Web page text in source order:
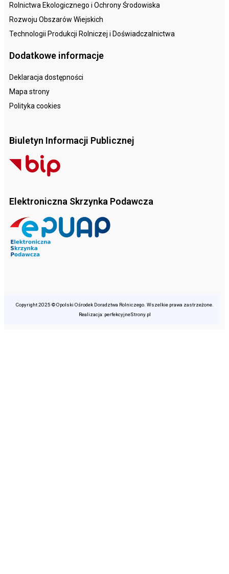
Rolnictwa Ekologicznego i Ochrony Środowiska
Rozwoju Obszarów Wiejskich
Technologii Produkcji Rolniczej i Doświadczalnictwa
Dodatkowe informacje
Deklaracja dostępności
Mapa strony
Polityka cookies
Biuletyn Informacji Publicznej
Elektroniczna Skrzynka Podawcza
Copyright 2025 © Opolski Ośrodek Doradztwa Rolniczego. Wszelkie prawa zastrzeżone.
Realizacja: perfekcyjneStrony.pl